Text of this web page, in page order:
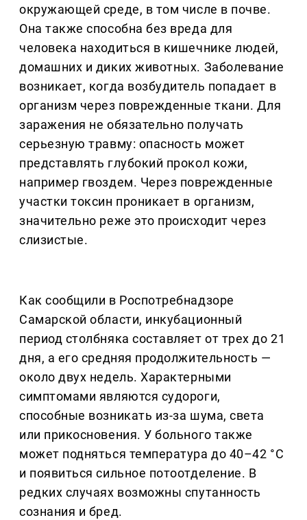
окружающей среде, в том числе в почве.
Она также способна без вреда для
человека находиться в кишечнике людей,
домашних и диких животных. Заболевание
возникает, когда возбудитель попадает в
организм через поврежденные ткани. Для
заражения не обязательно получать
серьезную травму: опасность может
представлять глубокий прокол кожи,
например гвоздем. Через поврежденные
участки токсин проникает в организм,
значительно реже это происходит через
слизистые.
Как сообщили в Роспотребнадзоре
Самарской области, инкубационный
период столбняка составляет от трех до 21
дня, а его средняя продолжительность —
около двух недель. Характерными
симптомами являются судороги,
способные возникать из-за шума, света
или прикосновения. У больного также
может подняться температура до 40–42 °С
и появиться сильное потоотделение. В
редких случаях возможны спутанность
сознания и бред.